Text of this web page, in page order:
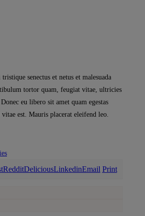
senectus et netus et malesuada
tortor quam, feugiat vitae, ultricies
eu libero sit amet quam egestas
est. Mauris placerat eleifend leo.
RedditDeliciousLinkedinEmail Print